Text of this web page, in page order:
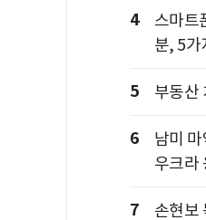
4
스마트
분, 5가
5 부동산
6
남미
우크라
7
손현보